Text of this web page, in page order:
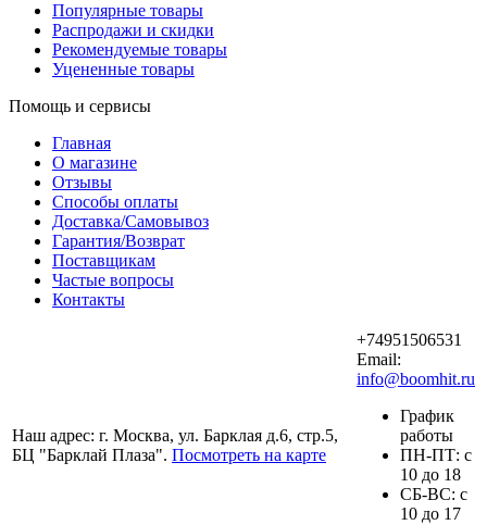
Популярные товары
Распродажи и скидки
Рекомендуемые товары
Уцененные товары
Помощь и сервисы
Главная
О магазине
Отзывы
Способы оплаты
Доставка/Самовывоз
Гарантия/Возврат
Поставщикам
Частые вопросы
Контакты
Наш адрес: г. Москва, ул. Барклая д.6, стр.5,
БЦ "Барклай Плаза". Посмотреть на карте
+74951506531
Email:
info@boomhit.ru
График
работы
ПH-ПТ: с
10 до 18
СБ-ВС: с
10 до 17